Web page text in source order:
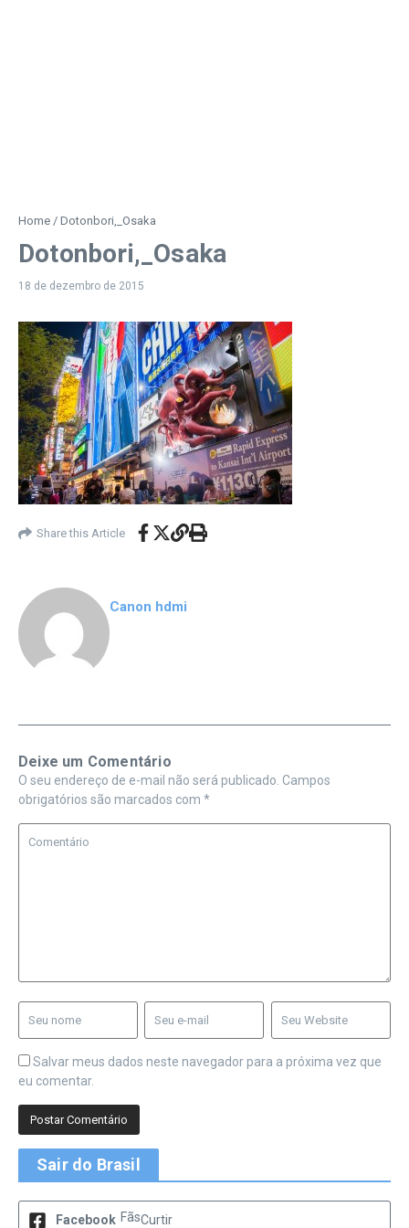
Home / Dotonbori,_Osaka
Dotonbori,_Osaka
18 de dezembro de 2015
Share this Article
Canon hdmi
Deixe um Comentário
O seu endereço de e-mail não será publicado. Campos
obrigatórios são marcados com *
Salvar meus dados neste navegador para a próxima vez que
eu comentar.
Sair do Brasil
Facebook FãsCurtir